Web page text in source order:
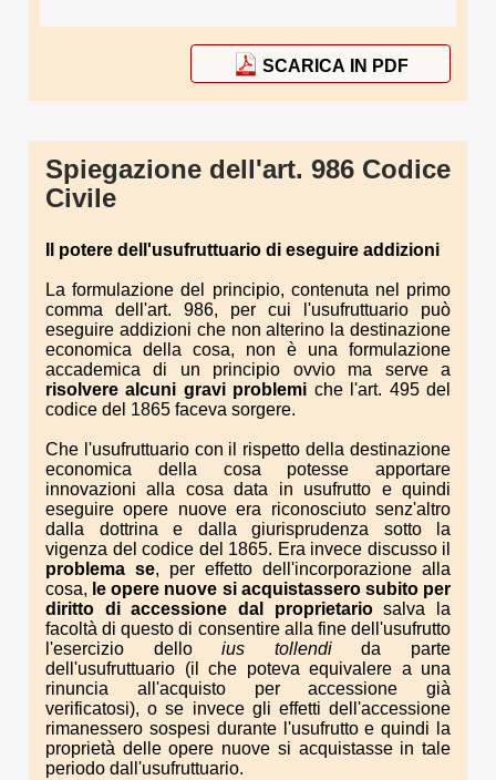
SCARICA IN PDF
Spiegazione dell'art. 986 Codice
Civile
Il potere dell'usufruttuario di eseguire addizioni
La formulazione del principio, contenuta nel primo
comma dell'art. 986, per cui l'usufruttuario può
eseguire addizioni che non alterino la destinazione
economica della cosa, non è una formulazione
accademica di un principio ovvio ma serve a
risolvere alcuni gravi problemi che l'art. 495 del
codice del 1865 faceva sorgere.
Che l'usufruttuario con il rispetto della destinazione
economica della cosa potesse apportare
innovazioni alla cosa data in usufrutto e quindi
eseguire opere nuove era riconosciuto senz'altro
dalla dottrina e dalla giurisprudenza sotto la
vigenza del codice del 1865. Era invece discusso il
problema se, per effetto dell'incorporazione alla
cosa, le opere nuove si acquistassero subito per
diritto di accessione dal proprietariosalva la
facoltà di questo di consentire alla fine dell'usufrutto
l'esercizio delloius tollendida parte
dell'usufruttuario (il che poteva equivalere a una
rinuncia all'acquisto per accessione già
verificatosi), o se invece gli effetti dell'accessione
rimanessero sospesi durante l'usufrutto e quindi la
proprietà delle opere nuove si acquistasse in tale
periodo dall'usufruttuario.